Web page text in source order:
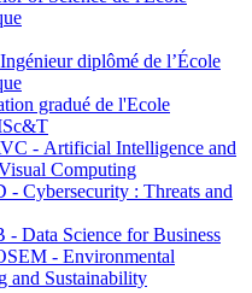
diplômé de l’École
gradué de l'Ecole
- Artificial Intelligence and
Computing
- Cybersecurity : Threats and
- Data Science for Business
- Environmental
and Sustainability